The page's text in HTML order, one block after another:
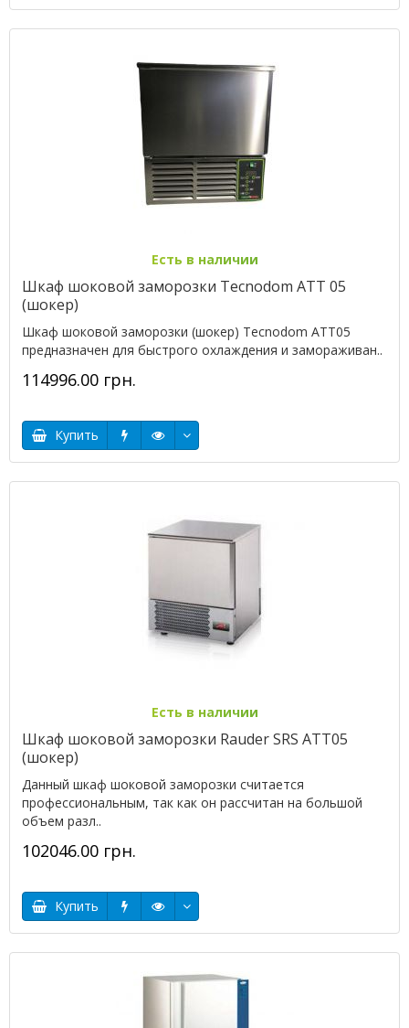
Есть в наличии
Шкаф шоковой заморозки Tecnodom ATT 05
(шокер)
Шкаф шоковой заморозки (шокер) Tecnodom ATT05
предназначен для быстрого охлаждения и замораживан..
114996.00 грн.
Купить
Есть в наличии
Шкаф шоковой заморозки Rauder SRS ATT05
(шокер)
Данный шкаф шоковой заморозки считается
профессиональным, так как он рассчитан на большой
объем разл..
102046.00 грн.
Купить